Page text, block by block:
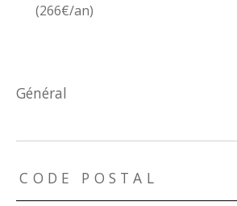
(266€/an)
général
TRAD_ZEPHYR_Caracteristique
CODE POSTAL